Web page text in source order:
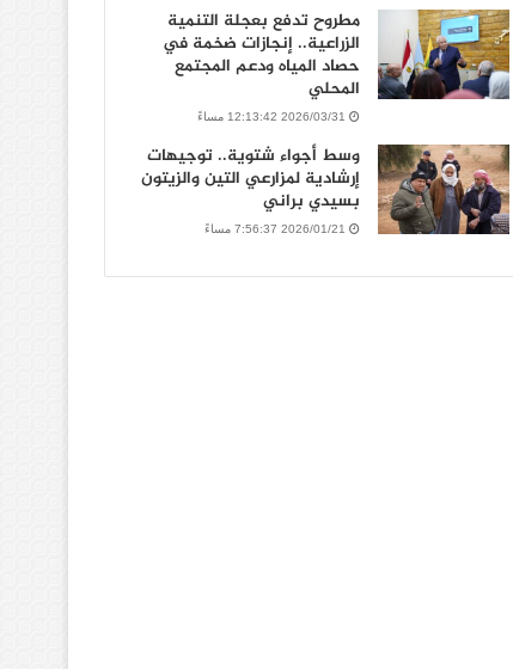
مطروح تدفع بعجلة التنمية
الزراعية.. إنجازات ضخمة في
حصاد المياه ودعم المجتمع
المحلي
2026/03/31 12:13:42 مساءً
وسط أجواء شتوية.. توجيهات
إرشادية لمزارعي التين والزيتون
بسيدي براني
2026/01/21 7:56:37 مساءً